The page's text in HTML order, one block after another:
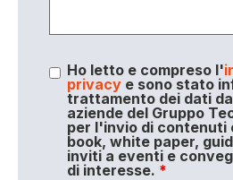
Ho letto e compreso l'
privacye sono stato
trattamento dei dati
aziende del Gruppo
per l'invio di contenuti
book, white paper,
inviti a eventi e
di interesse. *